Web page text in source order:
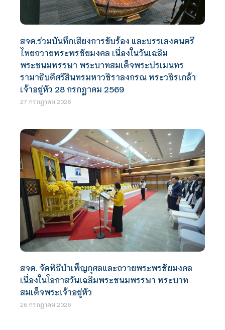
สจด.ร่วมบันทึกเสียงการขับร้อง และบรรเลงดนตรี
ไทยถวายพระพรชัยมงคล เนื่องในวันเฉลิม
พระชนมพรรษา พระบาทสมเด็จพระปรเมนทร
รามาธิบดีศรีสินทรมหาวชิราลงกรณ พระวชิรเกล้า
เจ้าอยู่หัว 28 กรกฎาคม 2569
27 กรกฎาคม 2026
สจด. จัดพิธีบำเพ็ญกุศลและถวายพระพรชัยมงคล
เนื่องในโอกาสวันเฉลิมพระชนมพรรษา พระบาท
สมเด็จพระเจ้าอยู่หัว
26 กรกฎาคม 2026